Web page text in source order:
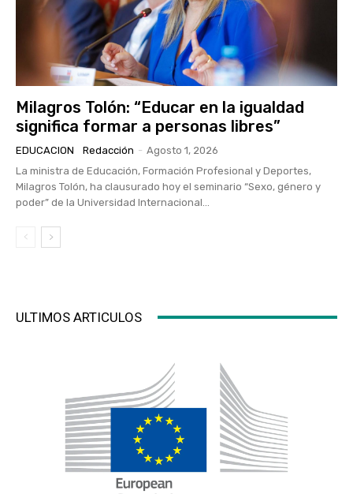
Milagros Tolón: “Educar en la igualdad
significa formar a personas libres”
EDUCACION Redacción - Agosto 1, 2026
La ministra de Educación, Formación Profesional y Deportes,
Milagros Tolón, ha clausurado hoy el seminario “Sexo, género y
poder” de la Universidad Internacional...
ULTIMOS ARTICULOS